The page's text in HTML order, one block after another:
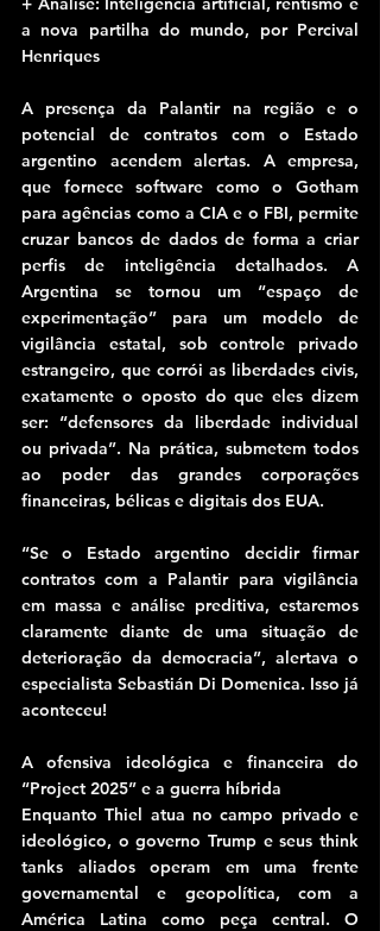
a nova partilha do mundo, por Percival
Henriques
A presença da Palantir na região e o
potencial de contratos com o Estado
argentino acendem alertas. A empresa,
que fornece software como o Gotham
para agências como a CIA e o FBI, permite
cruzar bancos de dados de forma a criar
perfis de inteligência detalhados. A
Argentina se tornou um “espaço de
experimentação” para um modelo de
vigilância estatal, sob controle privado
estrangeiro, que corrói as liberdades civis,
exatamente o oposto do que eles dizem
ser: “defensores da liberdade individual
ou privada”. Na prática, submetem todos
ao poder das grandes corporações
financeiras, bélicas e digitais dos EUA.
“Se o Estado argentino decidir firmar
contratos com a Palantir para vigilância
em massa e análise preditiva, estaremos
claramente diante de uma situação de
deterioração da democracia”, alertava o
especialista Sebastián Di Domenica. Isso já
aconteceu!
A ofensiva ideológica e financeira do
“Project 2025” e a guerra híbrida
Enquanto Thiel atua no campo privado e
ideológico, o governo Trump e seus think
tanks aliados operam em uma frente
governamental e geopolítica, com a
América Latina como peça central. O